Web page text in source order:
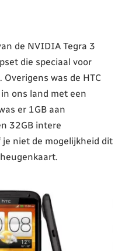
de NVIDIA Tegra 3
die speciaal voor
was de HTC
ons land met een
er 1GB aan
32GB intere
niet de mogelijkheid dit